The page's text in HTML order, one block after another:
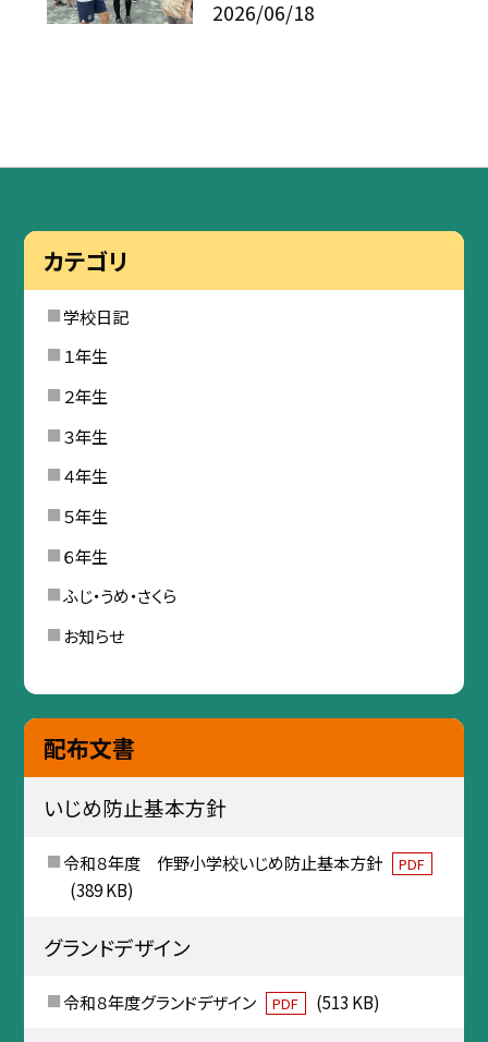
2026/06/18
カテゴリ
学校日記
１年生
２年生
３年生
４年生
５年生
６年生
ふじ・うめ・さくら
お知らせ
配布文書
いじめ防止基本方針
令和８年度 作野小学校いじめ防止基本方針 PDF
(389 KB)
グランドデザイン
令和８年度グランドデザイン PDF (513 KB)